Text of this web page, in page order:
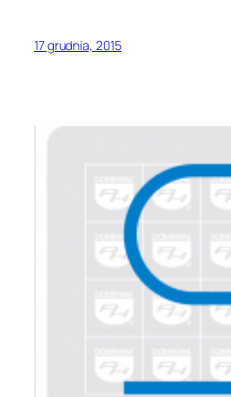
17 grudnia, 2015